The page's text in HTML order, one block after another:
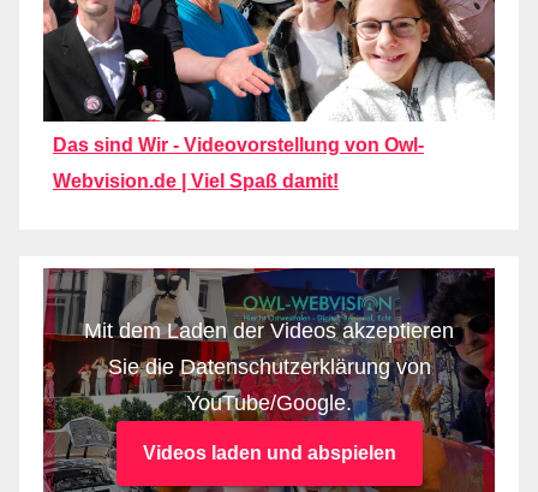
Das sind Wir - Videovorstellung von Owl-
Webvision.de | Viel Spaß damit!
Mit dem Laden der Videos akzeptieren
Sie die Datenschutzerklärung von
YouTube/Google.
Videos laden und abspielen